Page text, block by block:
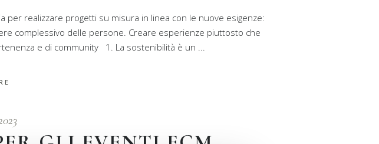
per realizzare progetti su misura in linea con le nuove esigenze:
complessivo delle persone. Creare esperienze piuttosto che
e di community 1. La sostenibilità è un